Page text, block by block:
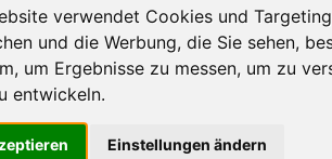
verwendet Cookies und
und die Werbung, die Sie sehen,
um Ergebnisse zu messen, um zu
entwickeln.
Einstellungen ändern
Kosten- und
Ich verkaufe hier die ESA
Die Einsendeaufgabe wurde
Korrekturhinweise vermerkt.